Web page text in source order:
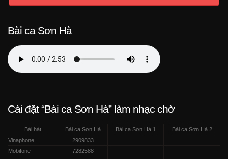
Bài ca Sơn Hà
Cài đặt “Bài ca Sơn Hà” làm nhạc chờ
Bài hát Bài ca Sơn Hà Bài ca Sơn Hà 1
Bài ca Sơn Hà 2
Vinaphone
2909833
Mobifone
7282588